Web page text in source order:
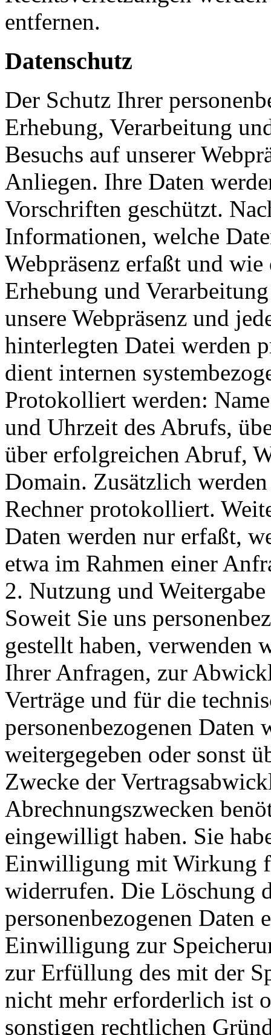
entfernen.
Datenschutz
Der Schutz Ihrer
Erhebung, Verarbeitung
Besuchs auf unserer
Anliegen. Ihre Daten
Vorschriften geschützt.
Informationen, welche
Webpräsenz erfaßt und
Erhebung und
unsere Webpräsenz und
hinterlegten Datei werden
dient internen
Protokolliert werden:
und Uhrzeit des Abrufs,
über erfolgreichen Abruf,
Domain. Zusätzlich
Rechner protokolliert.
Daten werden nur erfaßt,
etwa im Rahmen einer
2. Nutzung und
Soweit Sie uns
gestellt haben, verwenden
Ihrer Anfragen, zur
Verträge und für die
personenbezogenen Daten
weitergegeben oder sonst
Zwecke der
Abrechnungszwecken
eingewilligt haben. Sie
Einwilligung mit Wirkung
widerrufen. Die Löschung
personenbezogenen
Einwilligung zur
zur Erfüllung des mit der
nicht mehr erforderlich ist
sonstigen rechtlichen